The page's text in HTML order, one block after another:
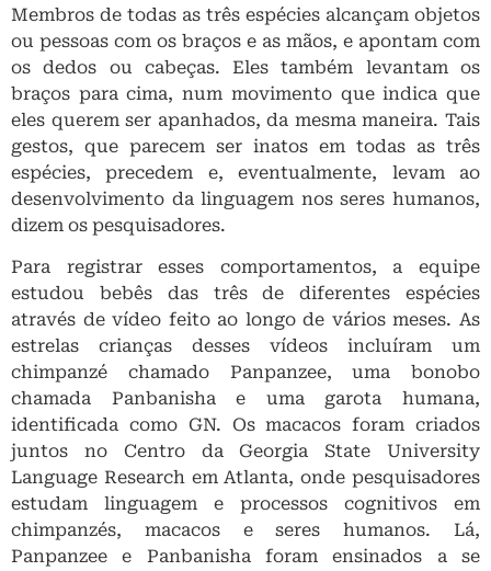
Membros de todas as três espécies alcançam objetos
ou pessoas com os braços e as mãos, e apontam com
os dedos ou cabeças. Eles também levantam os
braços para cima, num movimento que indica que
eles querem ser apanhados, da mesma maneira. Tais
gestos, que parecem ser inatos em todas as três
espécies, precedem e, eventualmente, levam ao
desenvolvimento da linguagem nos seres humanos,
dizem os pesquisadores.
Para registrar esses comportamentos, a equipe
estudou bebês das três de diferentes espécies
através de vídeo feito ao longo de vários meses. As
estrelas crianças desses vídeos incluíram um
chimpanzé chamado Panpanzee, uma bonobo
chamada Panbanisha e uma garota humana,
identificada como GN. Os macacos foram criados
juntos no Centro da Georgia State University
Language Research em Atlanta, onde pesquisadores
estudam linguagem e processos cognitivos em
chimpanzés, macacos e seres humanos. Lá,
Panpanzee e Panbanisha foram ensinados a se